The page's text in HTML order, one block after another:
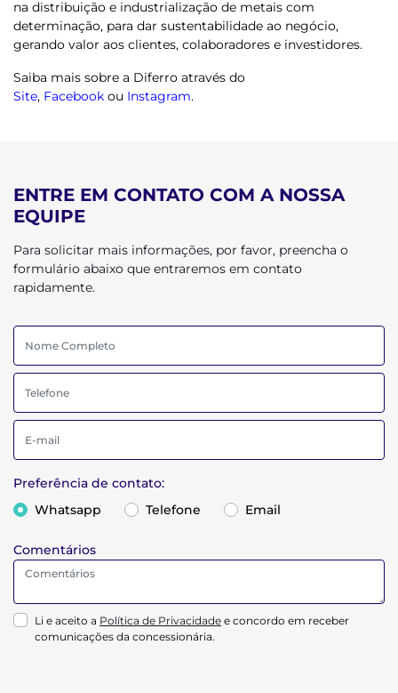
na distribuição e industrialização de metais com
determinação, para dar sustentabilidade ao negócio,
gerando valor aos clientes, colaboradores e investidores.
Saiba mais sobre a Diferro através do
Site, Facebook ou Instagram.
ENTRE EM CONTATO COM A NOSSA
EQUIPE
Para solicitar mais informações, por favor, preencha o
formulário abaixo que entraremos em contato
rapidamente.
Preferência de contato:
Whatsapp
Telefone Email
Comentários
Li e aceito a Política de Privacidade e concordo em receber
comunicações da concessionária.